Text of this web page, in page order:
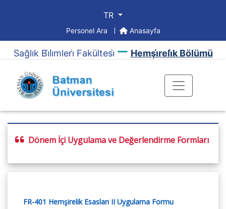
TR
Personel Ara Anasayfa
Sağlık Bi̇li̇mleri̇ Fakültesi̇ Hemşi̇reli̇k Bölümü
Dönem İçi Uygulama ve Değerlendirme Formları
FR-401 Hemşirelik Esasları II Uygulama Formu